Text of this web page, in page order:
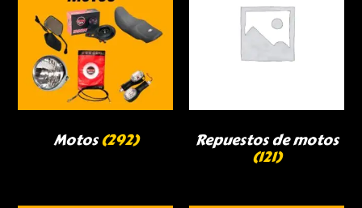
Motos(292) Repuestos de motos
(121)